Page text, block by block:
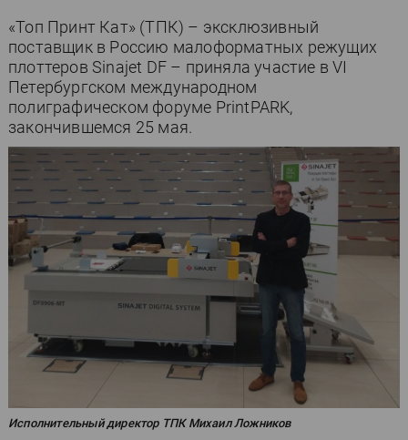
«Топ Принт Кат» (ТПК) – эксклюзивный
поставщик в Россию малоформатных режущих
плоттеров Sinajet DF – приняла участие в VI
Петербургском международном
полиграфическом форуме PrintPARK,
закончившемся 25 мая.
Исполнительный директор ТПК Михаил Ложников